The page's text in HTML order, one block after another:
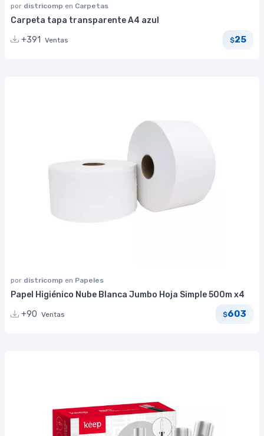
por districomp en Carpetas
Carpeta tapa transparente A4 azul
+391
Ventas $25
por districomp en Papeles
Papel Higiénico Nube Blanca Jumbo Hoja Simple 500m x4
+90 Ventas $603